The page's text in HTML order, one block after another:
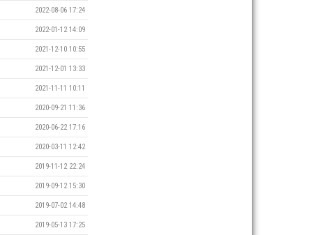
2022-08-06 17:24
2022-01-12 14:09
2021-12-10 10:55
2021-12-01 13:33
2021-11-11 10:11
2020-09-21 11:36
2020-06-22 17:16
2020-03-11 12:42
2019-11-12 22:24
2019-09-12 15:30
2019-07-02 14:48
2019-05-13 17:25